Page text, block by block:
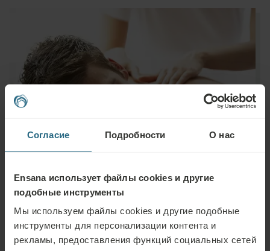
Согласие Подробности О нас
Ensana использует файлы cookies и другие
подобные инструменты
Мы используем файлы cookies и другие подобные
инструменты для персонализации контента и
рекламы, предоставления функций социальных сетей